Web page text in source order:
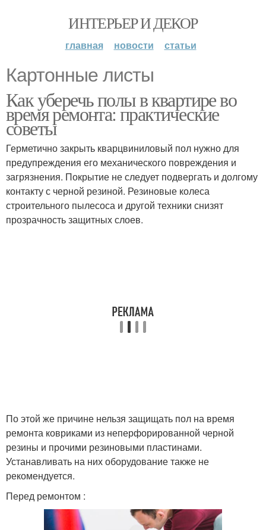
ИНТЕРЬЕР И ДЕКОР
главная новости статьи
Картонные листы
Как уберечь полы в квартире во
время ремонта: практические
советы
Герметично закрыть кварцвиниловый пол нужно для
предупреждения его механического повреждения и
загрязнения. Покрытие не следует подвергать и долгому
контакту с черной резиной. Резиновые колеса
строительного пылесоса и другой техники снизят
прозрачность защитных слоев.
По этой же причине нельзя защищать пол на время
ремонта ковриками из неперфорированной черной
резины и прочими резиновыми пластинами.
Устанавливать на них оборудование также не
рекомендуется.
Перед ремонтом :